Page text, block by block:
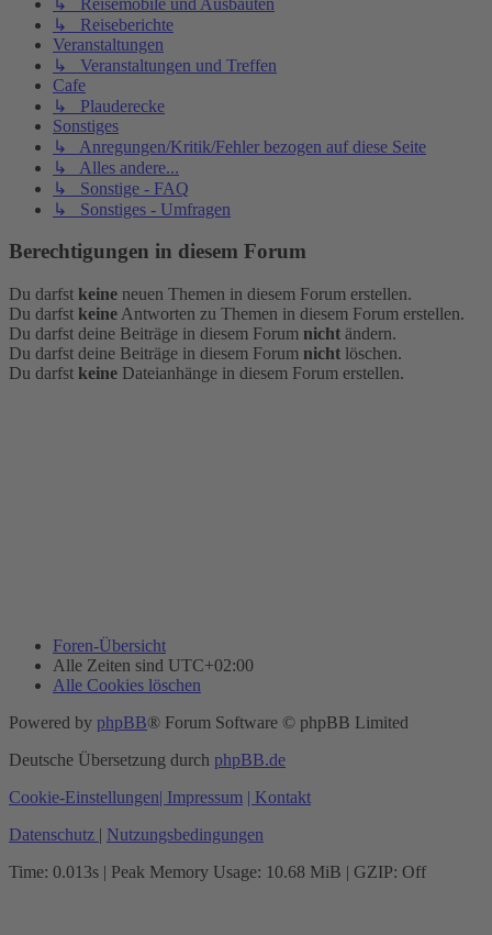
↳ Reiseberichte
Veranstaltungen
↳ Veranstaltungen und Treffen
Cafe
↳ Plauderecke
Sonstiges
↳ Anregungen/Kritik/Fehler bezogen auf diese Seite
↳ Alles andere...
↳ Sonstige - FAQ
↳ Sonstiges - Umfragen
Berechtigungen in diesem Forum
Du darfst keine neuen Themen in diesem Forum erstellen.
Du darfst keine Antworten zu Themen in diesem Forum erstellen.
Du darfst deine Beiträge in diesem Forum nicht ändern.
Du darfst deine Beiträge in diesem Forum nicht löschen.
Du darfst keine Dateianhänge in diesem Forum erstellen.
Foren-Übersicht
Alle Zeiten sind UTC+02:00
Alle Cookies löschen
Powered by phpBB® Forum Software © phpBB Limited
Deutsche Übersetzung durch phpBB.de
Cookie-Einstellungen| Impressum | Kontakt
Datenschutz | Nutzungsbedingungen
Time: 0.013s | Peak Memory Usage: 10.68 MiB | GZIP: Off